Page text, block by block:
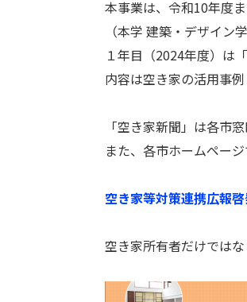
本事業は、令和10年度
（本学 建築・デザイン
１年目（2024年度）は
内容は空き家の活用事
「空き家新聞」は各市
また、各市ホームペー
空き家等対策連携広報
空き家所有者だけでは